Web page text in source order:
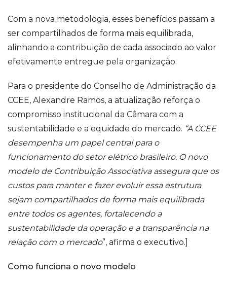
Com a nova metodologia, esses benefícios passam a
ser compartilhados de forma mais equilibrada,
alinhando a contribuição de cada associado ao valor
efetivamente entregue pela organização.
Para o presidente do Conselho de Administração da
CCEE, Alexandre Ramos, a atualização reforça o
compromisso institucional da Câmara com a
sustentabilidade e a equidade do mercado. “A CCEE
desempenha um papel central para o
funcionamento do setor elétrico brasileiro. O novo
modelo de Contribuição Associativa assegura que os
custos para manter e fazer evoluir essa estrutura
sejam compartilhados de forma mais equilibrada
entre todos os agentes, fortalecendo a
sustentabilidade da operação e a transparência na
relação com o mercado”, afirma o executivo.]
Como funciona o novo modelo